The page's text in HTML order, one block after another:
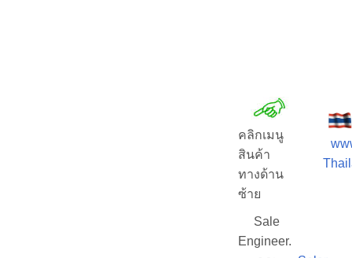
คลิกเมนู
สินค้า
ทางด้าน
ซ้าย
Sale
Engineer.